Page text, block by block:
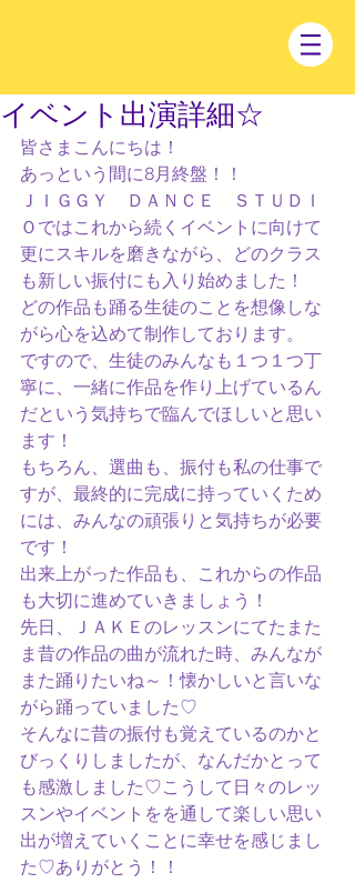
イベント出演詳細☆
皆さまこんにちは！
あっという間に8月終盤！！
ＪＩＧＧＹ　ＤＡＮＣＥ　ＳＴＵＤＩ
Ｏではこれから続くイベントに向けて
更にスキルを磨きながら、どのクラス
も新しい振付にも入り始めました！
どの作品も踊る生徒のことを想像しな
がら心を込めて制作しております。
ですので、生徒のみんなも１つ１つ丁
寧に、一緒に作品を作り上げているん
だという気持ちで臨んでほしいと思い
ます！
もちろん、選曲も、振付も私の仕事で
すが、最終的に完成に持っていくため
には、みんなの頑張りと気持ちが必要
です！
出来上がった作品も、これからの作品
も大切に進めていきましょう！
先日、ＪＡＫＥのレッスンにてたまた
ま昔の作品の曲が流れた時、みんなが
また踊りたいね～！懐かしいと言いな
がら踊っていました♡
そんなに昔の振付も覚えているのかと
びっくりしましたが、なんだかとって
も感激しました♡こうして日々のレッ
スンやイベントをを通して楽しい思い
出が増えていくことに幸せを感じまし
た♡ありがとう！！